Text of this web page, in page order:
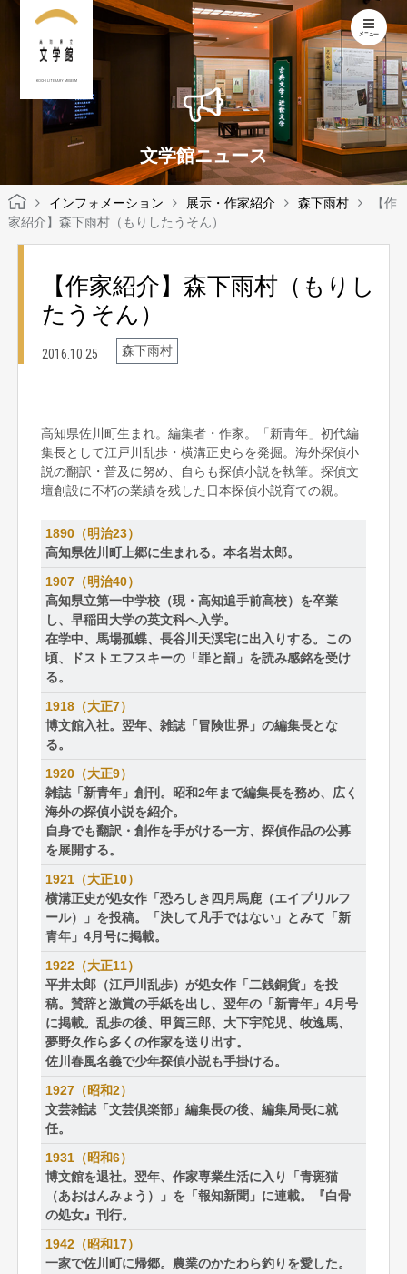
KOCHI LITERARY MUSEUM
文学館ニュース
インフォメーション 展示・作家紹介 森下雨村
【作
家紹介】森下雨村（もりしたうそん）
【作家紹介】森下雨村（もりし
たうそん）
2016.10.25 森下雨村
高知県佐川町生まれ。編集者・作家。「新青年」初代編
集長として江戸川乱歩・横溝正史らを発掘。海外探偵小
説の翻訳・普及に努め、自らも探偵小説を執筆。探偵文
壇創設に不朽の業績を残した日本探偵小説育ての親。
1890（明治23）
高知県佐川町上郷に生まれる。本名岩太郎。
1907（明治40）
高知県立第一中学校（現・高知追手前高校）を卒業
し、早稲田大学の英文科へ入学。
在学中、馬場孤蝶、長谷川天渓宅に出入りする。この
頃、ドストエフスキーの「罪と罰」を読み感銘を受け
る。
1918（大正7）
博文館入社。翌年、雑誌「冒険世界」の編集長とな
る。
1920（大正9）
雑誌「新青年」創刊。昭和2年まで編集長を務め、広く
海外の探偵小説を紹介。
自身でも翻訳・創作を手がける一方、探偵作品の公募
を展開する。
1921（大正10）
横溝正史が処女作「恐ろしき四月馬鹿（エイプリルフ
ール）」を投稿。「決して凡手ではない」とみて「新
青年」4月号に掲載。
1922（大正11）
平井太郎（江戸川乱歩）が処女作「二銭銅貨」を投
稿。賛辞と激賞の手紙を出し、翌年の「新青年」4月号
に掲載。乱歩の後、甲賀三郎、大下宇陀児、牧逸馬、
夢野久作ら多くの作家を送り出す。
佐川春風名義で少年探偵小説も手掛ける。
1927（昭和2）
文芸雑誌「文芸倶楽部」編集長の後、編集局長に就
任。
1931（昭和6）
博文館を退社。翌年、作家専業生活に入り「青斑猫
（あおはんみょう）」を「報知新聞」に連載。『白骨
の処女』刊行。
1942（昭和17）
一家で佐川町に帰郷。農業のかたわら釣りを愛した。